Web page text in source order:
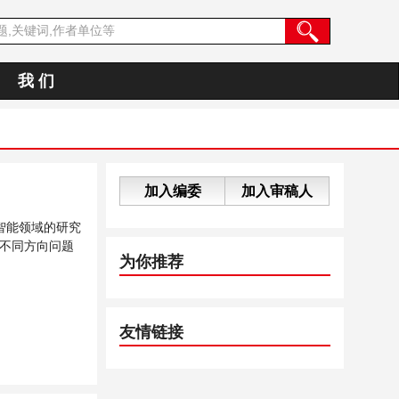
我 们
能领域的研究
同方向问题
加入编委 加入审稿人
为你推荐
友情链接